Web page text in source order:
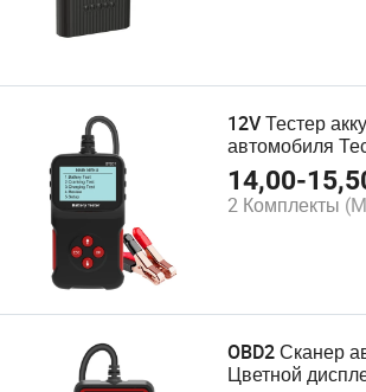
12V Тестер
автомобиля
Данные в
Хранение
экран
14,00-
2 Комплекты
OBD2 Сканер
Цветной